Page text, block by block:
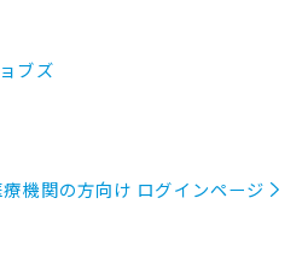
ブズ
療機関の方向け ログインページ